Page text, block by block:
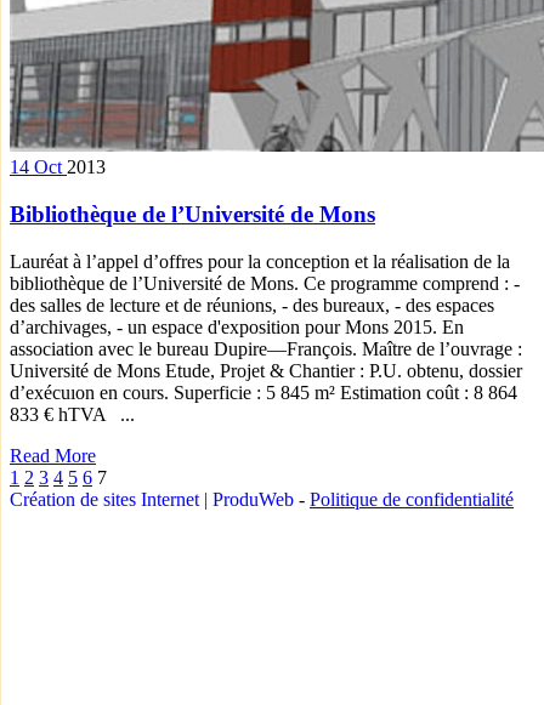
14 Oct 2013
Bibliothèque de l’Université de Mons
Lauréat à l’appel d’offres pour la conception et la réalisation de la
bibliothèque de l’Université de Mons. Ce programme comprend : -
des salles de lecture et de réunions, - des bureaux, - des espaces
d’archivages, - un espace d'exposition pour Mons 2015. En
association avec le bureau Dupire—François. Maître de l’ouvrage :
Université de Mons Etude, Projet & Chantier : P.U. obtenu, dossier
d’exécuıon en cours. Superficie : 5 845 m² Estimation coût : 8 864
833 € hTVA ...
Read More
1 2 3 4 5 6 7
Création de sites Internet | ProduWeb - Politique de confidentialité